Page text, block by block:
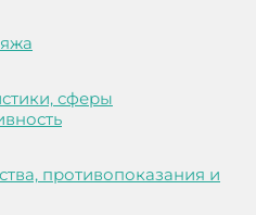
сферы
противопоказания и